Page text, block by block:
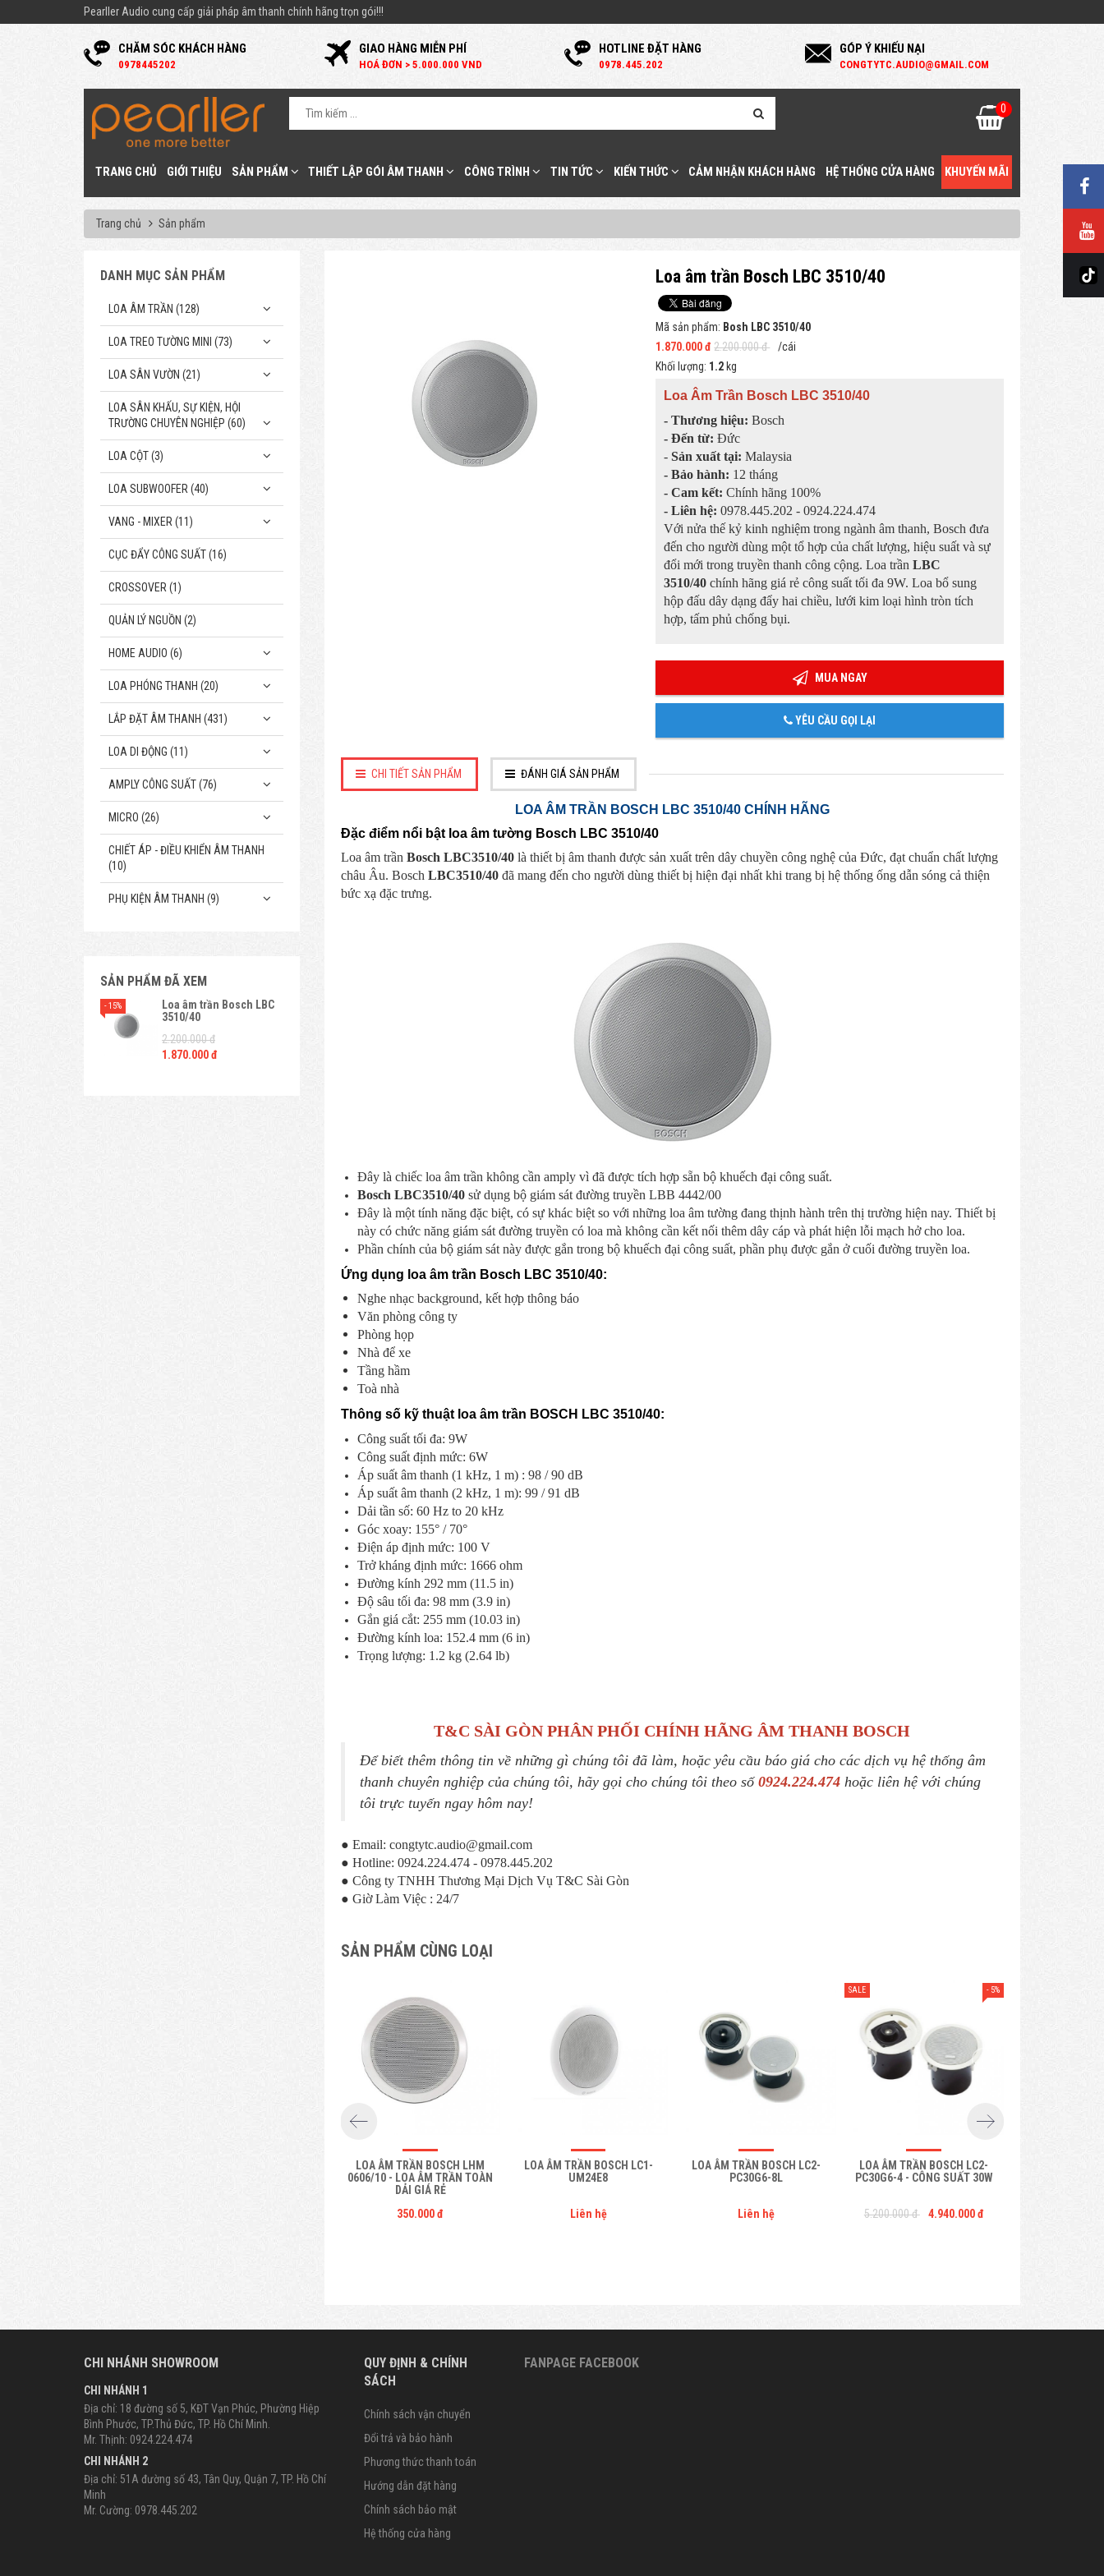
Pearller Audio cung cấp giải pháp âm thanh chính hãng trọn gói!!!
CHĂM SÓC KHÁCH HÀNG
0978445202
GIAO HÀNG MIỄN PHÍ
HOÁ ĐƠN > 5.000.000 VND
HOTLINE ĐẶT HÀNG
0978.445.202
GÓP Ý KHIẾU NẠI
CONGTYTC.AUDIO@GMAIL.COM
0
TRANG CHỦ GIỚI THIỆU SẢN PHẨM THIẾT LẬP GÓI ÂM THANH CÔNG TRÌNH TIN TỨC KIẾN THỨC CẢM NHẬN KHÁCH HÀNG HỆ THỐNG CỬA HÀNG KHUYẾN MÃI
Trang chủ Sản phẩm
Loa âm trần Bosch LBC 3510/40
Mã sản phẩm: Bosh LBC 3510/40
1.870.000 đ 2.200.000 đ
/cái
Khối lượng: 1.2 kg
Loa Âm Trần Bosch LBC 3510/40
- Thương hiệu: Bosch
- Đến từ: Đức
-Sản xuất tại:Malaysia
- Bảo hành: 12 tháng
- Cam kết: Chính hãng 100%
- Liên hệ: 0978.445.202 - 0924.224.474
Với nửa thế kỷ kinh nghiệm trong ngành âm thanh, Bosch đưa
đến cho người dùng một tổ hợp của chất lượng, hiệu suất và sự
đổi mới trong truyền thanh công cộng. Loa trầnLBC
3510/40 chính hãng giá rẻ công suất tối đa 9W. Loa bổ sung
hộp đấu dây dạng đẩy hai chiều, lưới kim loại hình tròn tích
hợp, tấm phủ chống bụi.
MUA NGAY
YÊU CẦU GỌI LẠI
CHI TIẾT SẢN PHẨM ĐÁNH GIÁ SẢN PHẨM
LOA ÂM TRẦN BOSCH LBC 3510/40 CHÍNH HÃNG
Đặc điểm nổi bật loa âm tường Bosch LBC 3510/40
Loa âm trần Bosch LBC3510/40là thiết bị âm thanh được sản xuất trên dây chuyền công nghệ của Đức, đạt chuẩn chất lượng
châu Âu. Bosch LBC3510/40đã mang đến cho người dùng thiết bị hiện đại nhất khi trang bị hệ thống ống dẫn sóng cả thiện
bức xạ đặc trưng.
Đây là chiếc loa âm trần không cần amply vì đã được tích hợp sẵn bộ khuếch đại công suất.
Bosch LBC3510/40sử dụng bộ giám sát đường truyền LBB 4442/00
Đây là một tính năng đặc biệt, có sự khác biệt so với những loa âm tường đang thịnh hành trên thị trường hiện nay. Thiết bị
này có chức năng giám sát đường truyền có loa mà không cần kết nối thêm dây cáp và phát hiện lỗi mạch hở cho loa.
Phần chính của bộ giám sát này được gắn trong bộ khuếch đại công suất, phần phụ được gắn ở cuối đường truyền loa.
Ứng dụng loa âm trần Bosch LBC 3510/40:
Nghe nhạc background, kết hợp thông báo
Văn phòng công ty
Phòng họp
Nhà để xe
Tầng hầm
Toà nhà
Thông số kỹ thuật loa âm trần BOSCH LBC 3510/40:
Công suất tối đa: 9W
Công suất định mức: 6W
Áp suất âm thanh (1 kHz, 1 m) : 98 / 90 dB
Áp suất âm thanh (2 kHz, 1 m): 99 / 91 dB
Dải tần số: 60 Hz to 20 kHz
Góc xoay: 155° / 70°
Điện áp định mức: 100 V
Trở kháng định mức: 1666 ohm
Đường kính 292 mm (11.5 in)
Độ sâu tối đa: 98 mm (3.9 in)
Gắn giá cắt: 255 mm (10.03 in)
Đường kính loa: 152.4 mm (6 in)
Trọng lượng: 1.2 kg (2.64 lb)
T&C SÀI GÒN PHÂN PHỐI CHÍNH HÃNG ÂM THANH BOSCH
Để biết thêm thông tin về những gì chúng tôi đã làm, hoặc yêu cầu báo giá cho các dịch vụ hệ thống âm
thanh chuyên nghiệp của chúng tôi, hãy gọi cho chúng tôi theo số 0924.224.474hoặc liên hệ với chúng
tôi trực tuyến ngay hôm nay!
● Email: congtytc.audio@gmail.com
● Hotline: 0924.224.474 - 0978.445.202
● Công ty TNHH Thương Mại Dịch Vụ T&C Sài Gòn
● Giờ Làm Việc : 24/7
SẢN PHẨM CÙNG LOẠI
LOA ÂM TRẦN BOSCH LHM
0606/10 - LOA ÂM TRẦN TOÀN
DẢI GIÁ RẺ
350.000 đ
LOA ÂM TRẦN BOSCH LC1-
UM24E8
Liên hệ
LOA ÂM TRẦN BOSCH LC2-
PC30G6-8L
Liên hệ
LOA ÂM TRẦN BOSCH LC2-
PC30G6-4 - CÔNG SUẤT 30W
5.200.000 đ 4.940.000 đ
SALE - 5%
DANH MỤC SẢN PHẨM
LOA ÂM TRẦN (128)
LOA TREO TƯỜNG MINI (73)
LOA SÂN VƯỜN (21)
LOA SÂN KHẤU, SỰ KIỆN, HỘI
TRƯỜNG CHUYÊN NGHIỆP (60)
LOA CỘT (3)
LOA SUBWOOFER (40)
VANG - MIXER (11)
CỤC ĐẨY CÔNG SUẤT (16)
CROSSOVER (1)
QUẢN LÝ NGUỒN (2)
HOME AUDIO (6)
LOA PHÓNG THANH (20)
LẮP ĐẶT ÂM THANH (431)
LOA DI ĐỘNG (11)
AMPLY CÔNG SUẤT (76)
MICRO (26)
CHIẾT ÁP - ĐIỀU KHIỂN ÂM THANH
(10)
PHỤ KIỆN ÂM THANH (9)
SẢN PHẨM ĐÃ XEM
Loa âm trần Bosch LBC
3510/40
2.200.000 đ
1.870.000 đ
- 15%
CHI NHÁNH SHOWROOM
CHI NHÁNH 1
Địa chỉ: 18 đường số 5, KĐT Vạn Phúc, Phường Hiệp
Bình Phước, TP.Thủ Đức, TP. Hồ Chí Minh.
Mr. Thịnh: 0924.224.474
CHI NHÁNH 2
Địa chỉ: 51A đường số 43, Tân Quy, Quận 7, TP. Hồ Chí
Minh
Mr. Cường: 0978.445.202
QUY ĐỊNH & CHÍNH
SÁCH
Chính sách vận chuyển
Đổi trả và bảo hành
Phương thức thanh toán
Hướng dẫn đặt hàng
Chính sách bảo mật
Hệ thống cửa hàng
FANPAGE FACEBOOK